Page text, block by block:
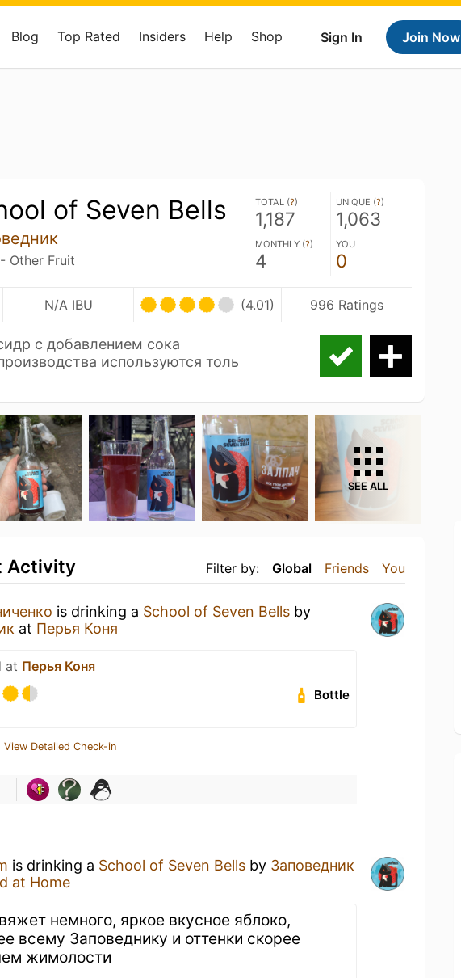
Sign In Join Now
Blog Top Rated Insiders Help Shop
of Seven Bells
Other Fruit
TOTAL (?)
1,187
UNIQUE (?)
1,063
MONTHLY (?)
4
YOU
0
N/A IBU (4.01) 996 Ratings
с добавлением сока
используются толь
SEE ALL
Filter by: Global Friends You
Activity
is drinking a School of Seven Bells by
at Перья Коня
at Перья Коня
Bottle
View Detailed Check-in
is drinking a School of Seven Bells by Заповедник
at Home
немного, яркое вкусное яблоко,
всему Заповеднику и оттенки скорее
жимолости